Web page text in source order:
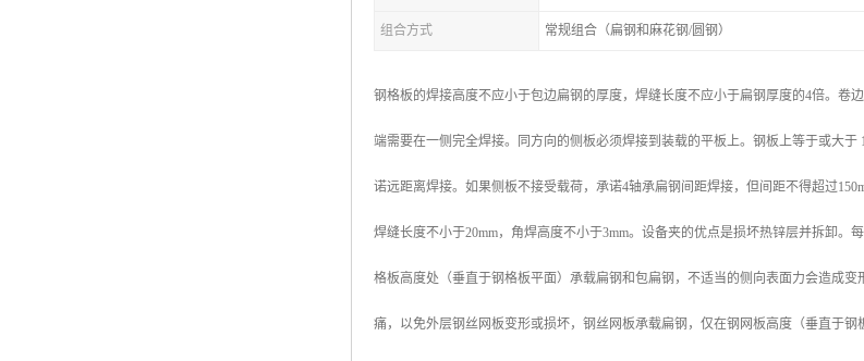
组合方式 常规组合（扁钢和麻花钢/圆钢）
钢格板的焊接高度不应小于包边扁钢的厚度，焊缝长度不应小于扁钢厚度的4倍。
端需要在一侧完全焊接。同方向的侧板必须焊接到装载的平板上。钢板上等于或大
诺远距离焊接。如果侧板不接受载荷，承诺4轴承扁钢间距焊接，但间距不得超过
焊缝长度不小于20mm，角焊高度不小于3mm。设备夹的优点是损坏热锌层并拆卸
格板高度处（垂直于钢格板平面）承载扁钢和包扁钢，不适当的侧向表面力会造成
痛，以免外层钢丝网板变形或损坏，钢丝网板承载扁钢，仅在钢网板高度（垂直于